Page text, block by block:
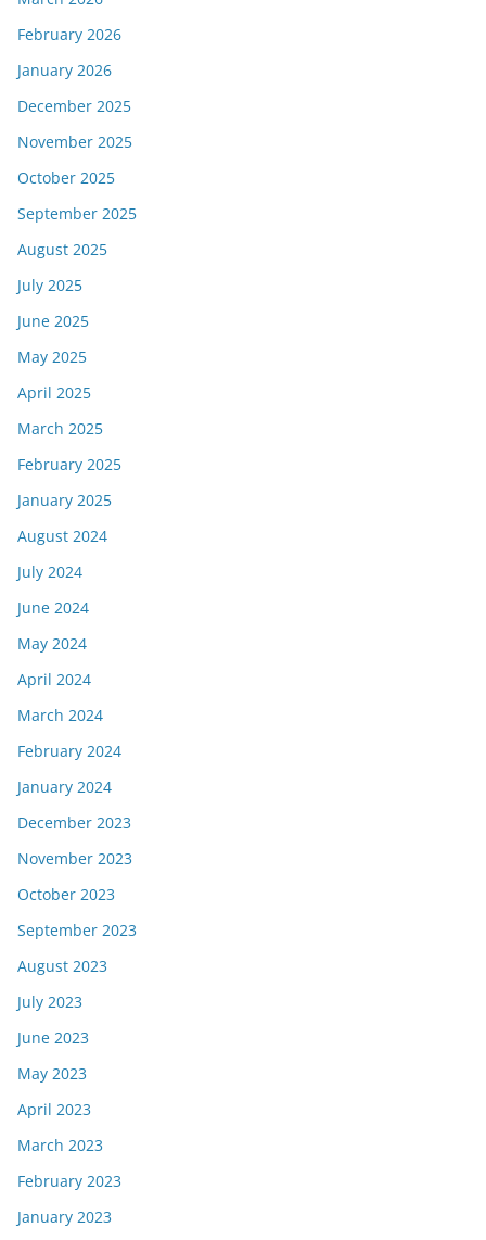
February 2026
January 2026
December 2025
November 2025
October 2025
September 2025
August 2025
July 2025
June 2025
May 2025
April 2025
March 2025
February 2025
January 2025
August 2024
July 2024
June 2024
May 2024
April 2024
March 2024
February 2024
January 2024
December 2023
November 2023
October 2023
September 2023
August 2023
July 2023
June 2023
May 2023
April 2023
March 2023
February 2023
January 2023